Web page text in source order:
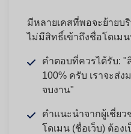
มีหลายเคสที่พอจะย้ายบ
ไม่มีสิทธิ์เข้าถึงชื่อโดเมน
คำตอบที่ควรได้รับ: "
100% ครับ เราจะส่
จบงาน"
คำแนะนำจากผู้เชี่ยว
โดเมน (ชื่อเว็บ) ต้อ